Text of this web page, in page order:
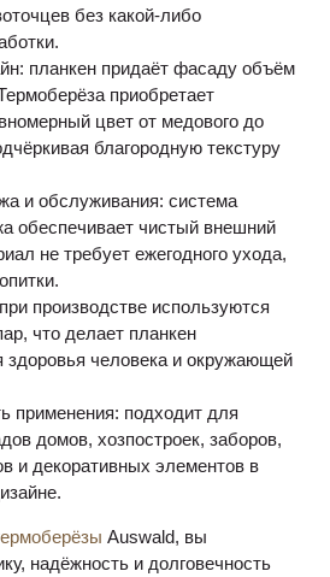
без какой-либо
планкен придаёт фасаду объём
приобретает
цвет от медового до
благородную текстуру
и обслуживания: система
обеспечивает чистый внешний
не требует ежегодного ухода,
производстве используются
что делает планкен
человека и окружающей
применения: подходит для
домов, хозпостроек, заборов,
и декоративных элементов в
Auswald, вы
надёжность и долговечность